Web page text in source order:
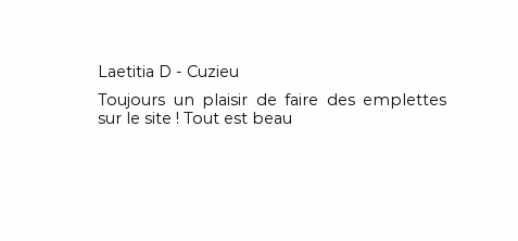
Laetitia D - Cuzieu
Toujours un plaisir de faire des emplettes
sur le site ! Tout est beau